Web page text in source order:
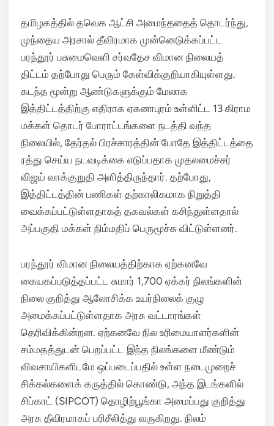
தமிழகத்தில் தவெக ஆட்சி அமைந்ததைத் தொடர்ந்து,
முந்தைய அரசால் தீவிரமாக முன்னெடுக்கப்பட்ட
பரந்தூர் பசுமைவெளி சர்வதேச விமான நிலையத்
திட்டம் தற்போது பெரும் கேள்விக்குறியாகியுள்ளது.
கடந்த மூன்று ஆண்டுகளுக்கும் மேலாக
இத்திட்டத்திற்கு எதிராக ஏகனாபுரம் உள்ளிட்ட 13 கிராம
மக்கள் தொடர் போராட்டங்களை நடத்தி வந்த
நிலையில், தேர்தல் பிரச்சாரத்தின் போதே இத்திட்டத்தை
ரத்து செய்ய நடவடிக்கை எடுப்பதாக முதலமைச்சர்
விஜய் வாக்குறுதி அளித்திருந்தார். தற்போது,
இத்திட்டத்தின் பணிகள் தற்காலிகமாக நிறுத்தி
வைக்கப்பட்டுள்ளதாகத் தகவல்கள் கசிந்துள்ளதால்
அப்பகுதி மக்கள் நிம்மதிப் பெருமூச்சு விட்டுள்ளனர்.
பரந்தூர் விமான நிலையத்திற்காக ஏற்கனவே
கையகப்படுத்தப்பட்ட சுமார் 1,700 ஏக்கர் நிலங்களின்
நிலை குறித்து ஆலோசிக்க உயர்நிலைக் குழு
அமைக்கப்பட்டுள்ளதாக அரசு வட்டாரங்கள்
தெரிவிக்கின்றன. ஏற்கனவே நில உரிமையாளர்களின்
சம்மதத்துடன் பெறப்பட்ட இந்த நிலங்களை மீண்டும்
விவசாயிகளிடமே ஒப்படைப்பதில் உள்ள நடைமுறைச்
சிக்கல்களைக் கருத்தில் கொண்டு, அந்த இடங்களில்
சிப்காட் (SIPCOT) தொழிற்பூங்கா அமைப்பது குறித்து
அரசு தீவிரமாகப் பரிசீலித்து வருகிறது. நிலம்